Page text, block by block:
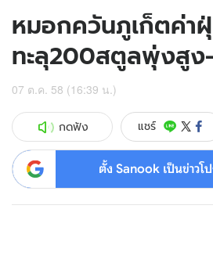
หมอกควันภูเก็ตค่า
ทะลุ200สตูลพุ่งสูง
07 ต.ค. 58 (16:39 น.)
กดฟัง แชร์
ตั้ง Sanook เป็นข่าว